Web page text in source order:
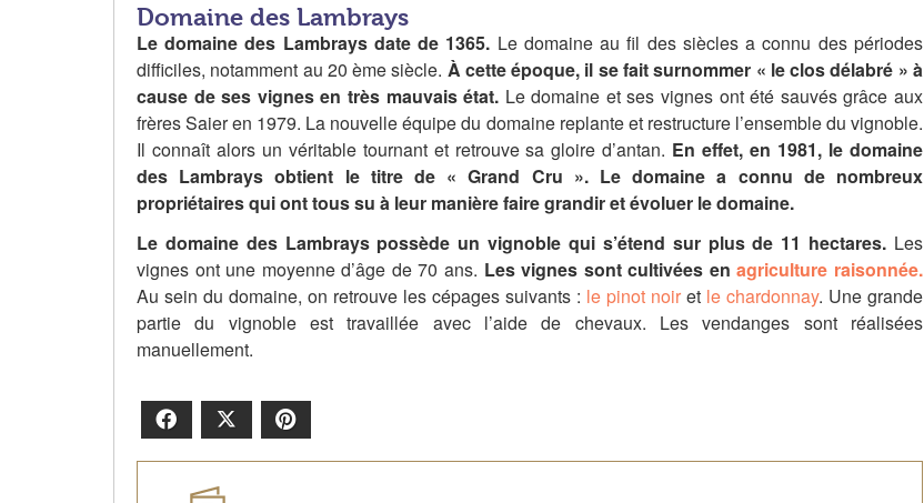
Domaine des Lambrays
Le domaine des Lambrays date de 1365. Le domaine au fil des siècles a connu des périodes
difficiles, notamment au 20 ème siècle. À cette époque, il se fait surnommer « le clos délabré » à
cause de ses vignes en très mauvais état. Le domaine et ses vignes ont été sauvés grâce aux
frères Saier en 1979. La nouvelle équipe du domaine replante et restructure l’ensemble du vignoble.
Il connaît alors un véritable tournant et retrouve sa gloire d’antan. En effet, en 1981, le domaine
des Lambrays obtient le titre de « Grand Cru ». Le domaine a connu de nombreux
propriétaires qui ont tous su à leur manière faire grandir et évoluer le domaine.
Le domaine des Lambrays possède un vignoble qui s’étend sur plus de 11 hectares. Les
vignes ont une moyenne d’âge de 70 ans. Les vignes sont cultivées enagriculture raisonnée.
Au sein du domaine, on retrouve les cépages suivants : le pinot noir et le chardonnay. Une grande
partie du vignoble est travaillée avec l’aide de chevaux. Les vendanges sont réalisées
manuellement.
Facebook